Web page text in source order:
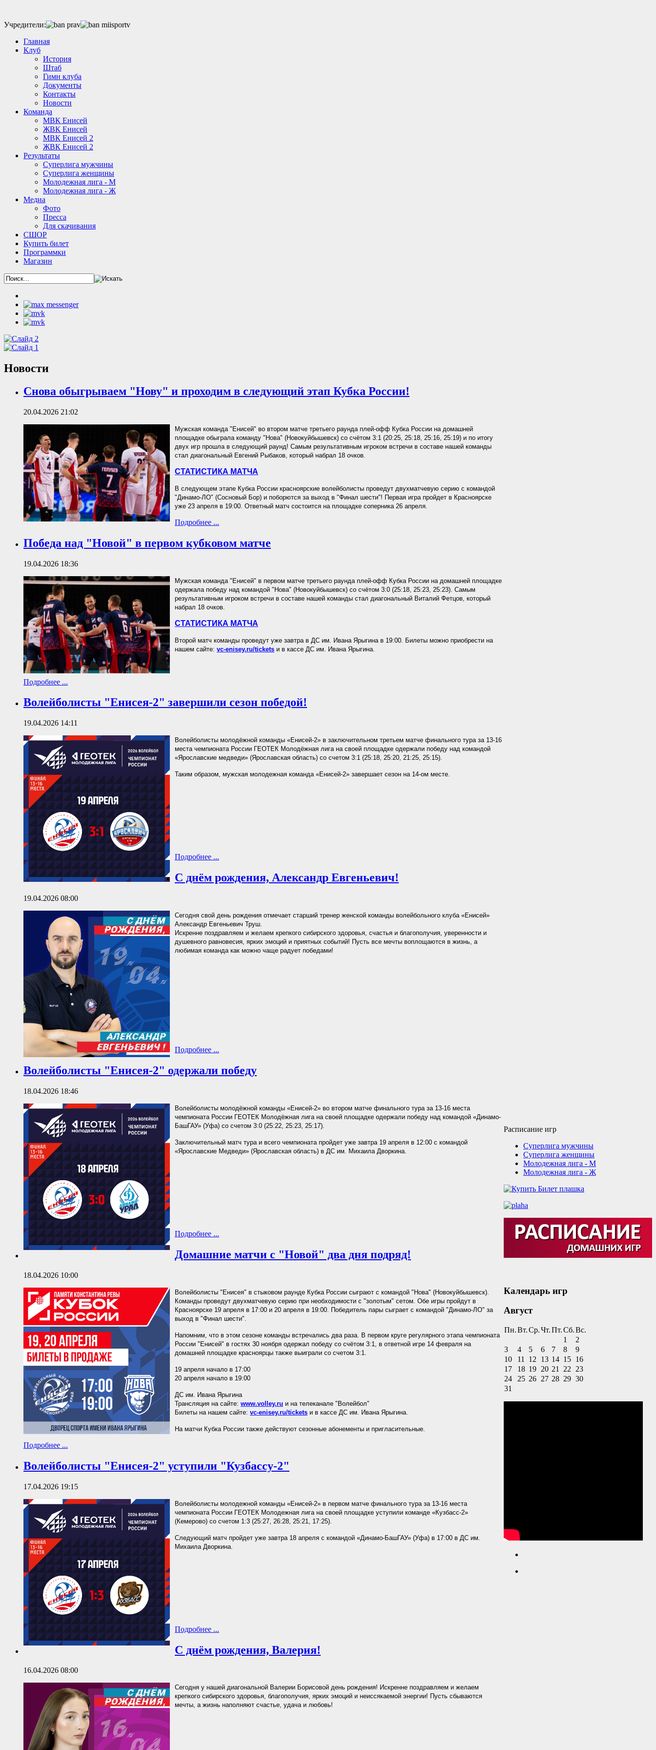
Учредители:
Главная
Клуб
История
Штаб
Гимн клуба
Документы
Контакты
Новости
Команда
МВК Енисей
ЖВК Енисей
МВК Енисей 2
ЖВК Енисей 2
Результаты
Суперлига мужчины
Суперлига женщины
Молодежная лига - М
Молодежная лига - Ж
Медиа
Фото
Пресса
Для скачивания
СШОР
Купить билет
Программки
Магазин
Новости
Снова обыгрываем "Нову" и проходим в следующий этап Кубка России!
20.04.2026 21:02
Мужская команда "Енисей" во втором матче третьего раунда плей-офф Кубка России на домашней
площадке обыграла команду "Нова" (Новокуйбышевск) со счётом 3:1 (20:25, 25:18, 25:16, 25:19) и по итогу
двух игр прошла в следующий раунд! Самым результативным игроком встречи в составе нашей команды
стал диагональный Евгений Рыбаков, который набрал 18 очков.
СТАТИСТИКА МАТЧА
В следующем этапе Кубка России красноярские волейболисты проведут двухматчевую серию с командой
"Динамо-ЛО" (Сосновый Бор) и поборются за выход в "Финал шести"! Первая игра пройдет в Красноярске
уже 23 апреля в 19:00. Ответный матч состоится на площадке соперника 26 апреля.
Подробнее ...
Победа над "Новой" в первом кубковом матче
19.04.2026 18:36
Мужская команда "Енисей" в первом матче третьего раунда плей-офф Кубка России на домашней площадке
одержала победу над командой "Нова" (Новокуйбышевск) со счётом 3:0 (25:18, 25:23, 25:23). Самым
результативным игроком встречи в составе нашей команды стал диагональный Виталий Фетцов, который
набрал 18 очков.
СТАТИСТИКА МАТЧА
Второй матч команды проведут уже завтра в ДС им. Ивана Ярыгина в 19:00. Билеты можно приобрести на
нашем сайте: vc-enisey.ru/tickets и в кассе ДС им. Ивана Ярыгина.
Подробнее ...
Волейболисты "Енисея-2" завершили сезон победой!
19.04.2026 14:11
Волейболисты молодёжной команды «Енисей-2» в заключительном третьем матче финального тура за 13-16
места чемпионата России ГЕОТЕК Молодёжная лига на своей площадке одержали победу над командой
«Ярославские медведи» (Ярославская область) со счетом 3:1 (25:18, 25:20, 21:25, 25:15).
Таким образом, мужская молодежная команда «Енисей-2» завершает сезон на 14-ом месте.
Подробнее ...
С днём рождения, Александр Евгеньевич!
19.04.2026 08:00
Сегодня свой день рождения отмечает старший тренер женской команды волейбольного клуба «Енисей»
Александр Евгеньевич Труш.
Искренне поздравляем и желаем крепкого сибирского здоровья, счастья и благополучия, уверенности и
душевного равновесия, ярких эмоций и приятных событий! Пусть все мечты воплощаются в жизнь, а
любимая команда как можно чаще радует победами!
Подробнее ...
Волейболисты "Енисея-2" одержали победу
18.04.2026 18:46
Волейболисты молодёжной команды «Енисей-2» во втором матче финального тура за 13-16 места
чемпионата России ГЕОТЕК Молодёжная лига на своей площадке одержали победу над командой «Динамо-
БашГАУ» (Уфа) со счетом 3:0 (25:22, 25:23, 25:17).
Заключительный матч тура и всего чемпионата пройдет уже завтра 19 апреля в 12:00 с командой
«Ярославские Медведи» (Ярославская область) в ДС им. Михаила Дворкина.
Подробнее ...
Домашние матчи с "Новой" два дня подряд!
18.04.2026 10:00
Волейболисты "Енисея" в стыковом раунде Кубка России сыграют с командой "Нова" (Новокуйбышевск).
Команды проведут двухматчевую серию при необходимости с "золотым" сетом. Обе игры пройдут в
Красноярске 19 апреля в 17:00 и 20 апреля в 19:00. Победитель пары сыграет с командой "Динамо-ЛО" за
выход в "Финал шести".
Напомним, что в этом сезоне команды встречались два раза. В первом круге регулярного этапа чемпионата
России "Енисей" в гостях 30 ноября одержал победу со счётом 3:1, в ответной игре 14 февраля на
домашней площадке красноярцы также выиграли со счетом 3:1.
19 апреля начало в 17:00
20 апреля начало в 19:00
ДС им. Ивана Ярыгина
Трансляция на сайте: www.volley.ru и на телеканале "Волейбол"
Билеты на нашем сайте: vc-enisey.ru/tickets и в кассе ДС им. Ивана Ярыгина.
На матчи Кубка России также действуют сезонные абонементы и пригласительные.
Подробнее ...
Волейболисты "Енисея-2" уступили "Кузбассу-2"
17.04.2026 19:15
Волейболисты молодежной команды «Енисей-2» в первом матче финального тура за 13-16 места
чемпионата России ГЕОТЕК Молодежная лига на своей площадке уступили команде «Кузбасс-2»
(Кемерово) со счетом 1:3 (25:27, 26:28, 25:21, 17:25).
Следующий матч пройдет уже завтра 18 апреля с командой «Динамо-БашГАУ» (Уфа) в 17:00 в ДС им.
Михаила Дворкина.
Подробнее ...
С днём рождения, Валерия!
16.04.2026 08:00
Сегодня у нашей диагональной Валерии Борисовой день рождения! Искренне поздравляем и желаем
крепкого сибирского здоровья, благополучия, ярких эмоций и неиссякаемой энергии! Пусть сбываются
мечты, а жизнь наполняют счастье, удача и любовь!
Расписание игр
Суперлига мужчины
Суперлига женщины
Молодежная лига - М
Молодежная лига - Ж
Календарь игр
Август
Пн.Вт.Ср.Чт.Пт.Сб.Вс.
1
2
3
4 5 6 7 8
9
10
11 12 13 14 15 16
17
18 19 20 21 22
23
24
25 26 27 28 29 30
31